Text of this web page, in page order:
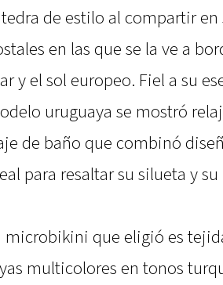
de estilo al compartir en
en las que se la ve a
y el sol europeo. Fiel a su
uruguaya se mostró
de baño que combinó
para resaltar su silueta y
microbikini que eligió es
multicolores en tonos